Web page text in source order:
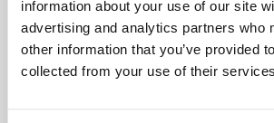
information about your use of our site
advertising and analytics partners who
other information that you’ve provided
collected from your use of their